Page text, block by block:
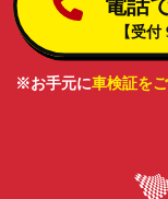
※お手元に車検証を